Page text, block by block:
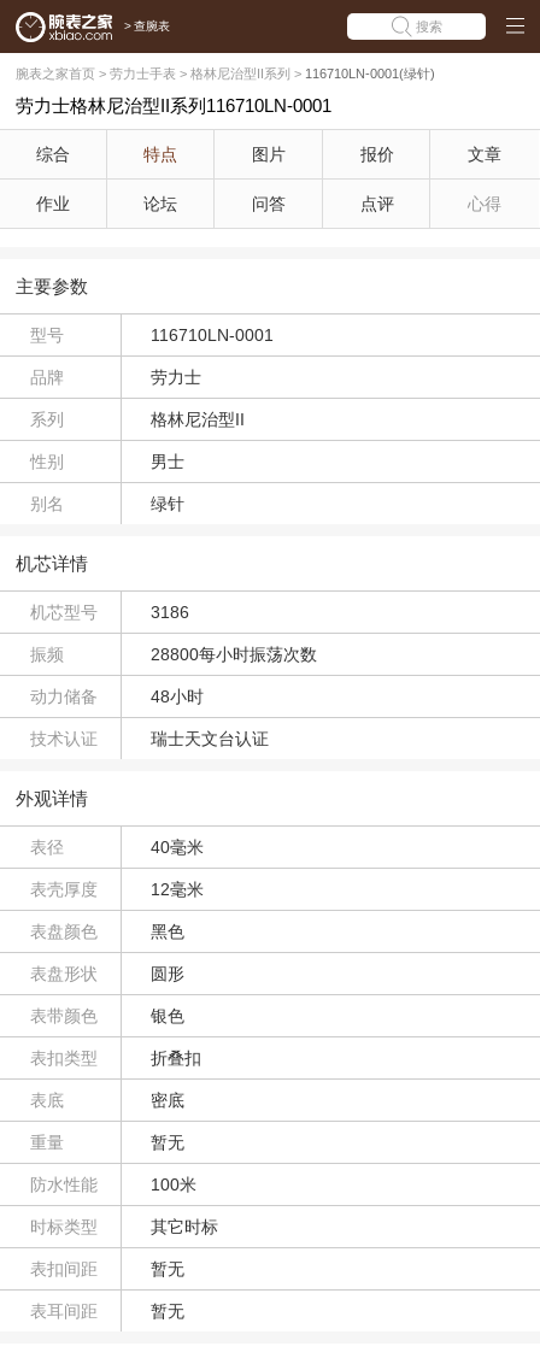
> 查腕表 搜索
腕表之家首页 > 劳力士手表 > 格林尼治型II系列 > 116710LN-0001(绿针)
劳力士格林尼治型II系列116710LN-0001
综合 特点 图片 报价 文章
作业 论坛 问答 点评 心得
主要参数
型号 116710LN-0001
品牌 劳力士
系列 格林尼治型II
性别 男士
别名 绿针
机芯详情
机芯型号 3186
振频 28800每小时振荡次数
动力储备 48小时
技术认证 瑞士天文台认证
外观详情
表径 40毫米
表壳厚度 12毫米
表盘颜色 黑色
表盘形状 圆形
表带颜色 银色
表扣类型 折叠扣
表底 密底
重量 暂无
防水性能 100米
时标类型 其它时标
表扣间距 暂无
表耳间距 暂无